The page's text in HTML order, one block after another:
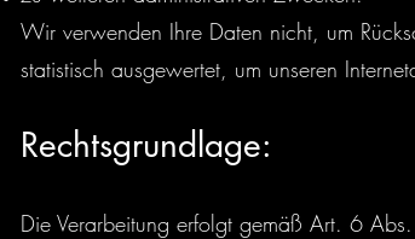
Wir verwenden Ihre Daten nicht, um
statistisch ausgewertet, um unseren
Rechtsgrundlage:
Die Verarbeitung erfolgt gemäß Art. 6